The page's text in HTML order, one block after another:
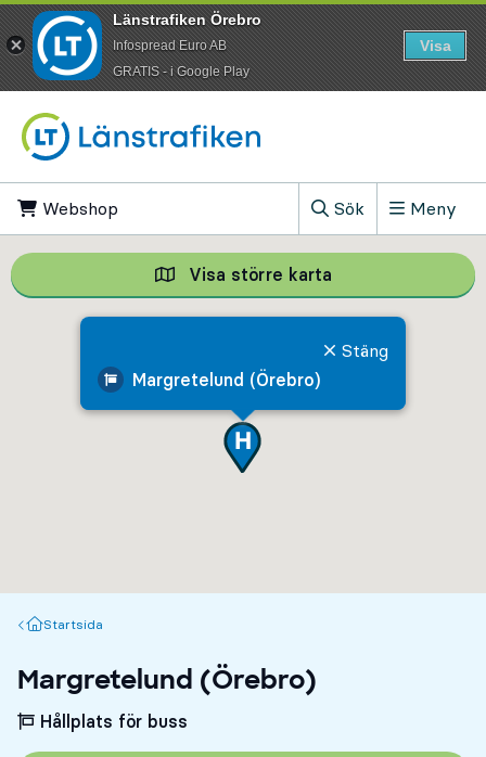
Webshop
Sök
, Visa sökfältet
Meny
Margretelund (Örebro)
Stäng
Visa större karta Visa större
Startsida
Startsida
Margretelund (Örebro)
Hållplats för buss
Länstrafiken Örebro
Infospread Euro AB
​GRATIS - i Google Play
Visa